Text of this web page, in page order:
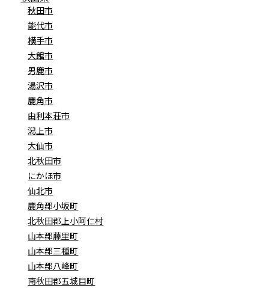
秋田市
能代市
横手市
大館市
男鹿市
湯沢市
鹿角市
由利本荘市
潟上市
大仙市
北秋田市
にかほ市
仙北市
鹿角郡小坂町
北秋田郡上小阿仁村
山本郡藤里町
山本郡三種町
山本郡八峰町
南秋田郡五城目町